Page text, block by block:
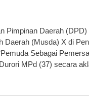
Pimpinan Daerah
Daerah (Musda) X di
Sebagai
MPd (37) secara